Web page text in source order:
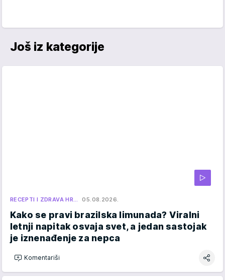
Još iz kategorije
RECEPTI I ZDRAVA HR… 05.08.2026.
Kako se pravi brazilska limunada? Viralni
letnji napitak osvaja svet, a jedan sastojak
je iznenađenje za nepca
Komentariši